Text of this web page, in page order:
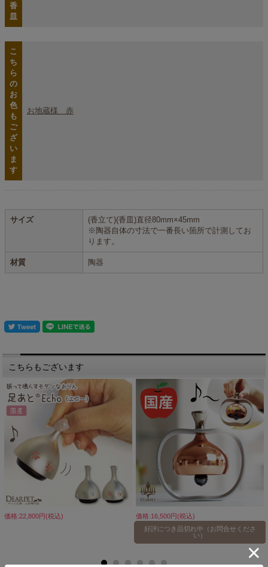
香
皿
こ
ち
ら
の
お
色
も
ご
ざ
い
ま
す
お地蔵様 赤
サイズ
(香立て)(香皿)直径80mm×45mm
※陶器自体の寸法で一番長い箇所で計測してお
ります。
材質 陶器
こちらもございます
価格:22,800円(税込)
価格:16,500円(税込)
好評につき品切れ中（お問合せくださ
い）